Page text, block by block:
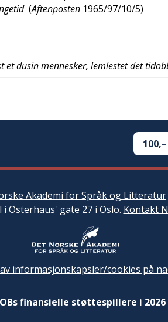
(Aftenposten 1965/97/10/5)
dusin mennesker, lemlestet det
100,–
Akademi for Språk og Litteratur
Osterhaus' gate 27 i Oslo. Kontakt
informasjonskapsler/cookies på
finansielle støttespillere i 2026